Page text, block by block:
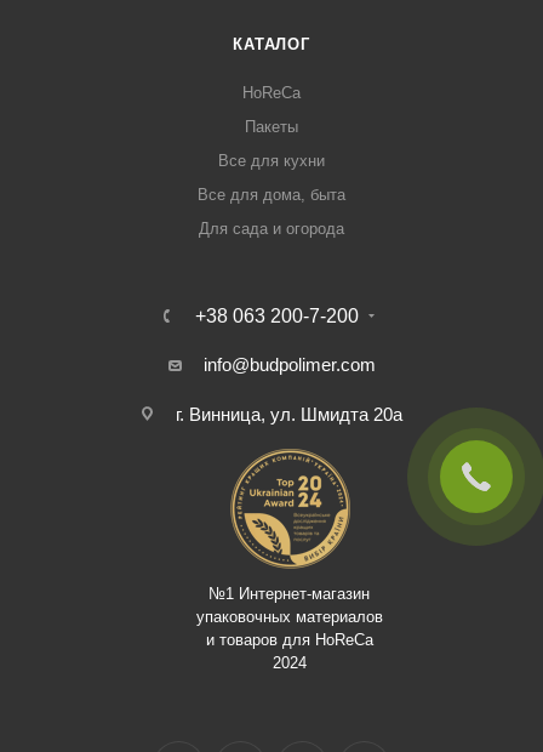
КАТАЛОГ
HoReCa
Пакеты
Все для кухни
Все для дома, быта
Для сада и огорода
+38 063 200-7-200
info@budpolimer.com
г. Винница, ул. Шмидта 20а
№1 Интернет-магазин
упаковочных материалов
и товаров для HoReCa
2024